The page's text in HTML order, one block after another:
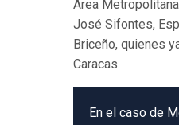
Área
José Sifontes,
Briceño, quienes
Caracas.
En el caso de